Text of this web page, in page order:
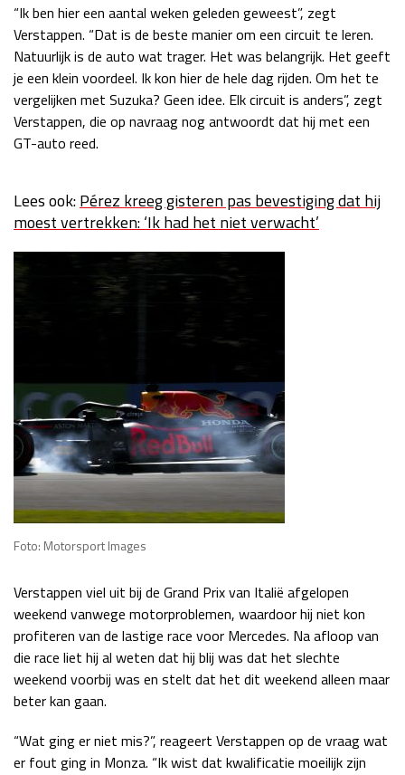
Kwalificatie
za 05:00 - 06:00
Race
zo 05:00 - 07:00
Kwalificatie
za 19:00 - 20:00
Kwalificatie
za 15:00 - 16:00
Race
zo 14:00 - 16:00
“Ik ben hier een aantal weken geleden geweest”, zegt
Verstappen. “Dat is de beste manier om een circuit te leren.
Natuurlijk is de auto wat trager. Het was belangrijk. Het geeft
je een klein voordeel. Ik kon hier de hele dag rijden. Om het te
vergelijken met Suzuka? Geen idee. Elk circuit is anders”, zegt
Verstappen, die op navraag nog antwoordt dat hij met een
GT-auto reed.
Lees ook:Pérez kreeg gisteren pas bevestiging dat hij
moest vertrekken: ‘Ik had het niet verwacht’
Foto: Motorsport Images
Verstappen viel uit bij de Grand Prix van Italië afgelopen
weekend vanwege motorproblemen, waardoor hij niet kon
profiteren van de lastige race voor Mercedes. Na afloop van
die race liet hij al weten dat hij blij was dat het slechte
weekend voorbij was en stelt dat het dit weekend alleen maar
beter kan gaan.
“Wat ging er niet mis?”, reageert Verstappen op de vraag wat
er fout ging in Monza. “Ik wist dat kwalificatie moeilijk zijn